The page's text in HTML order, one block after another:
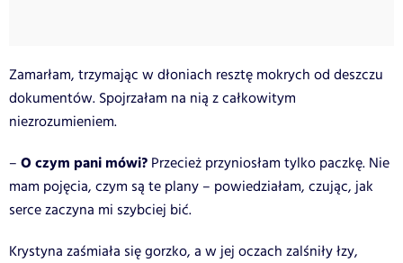
Zamarłam, trzymając w dłoniach resztę mokrych od deszczu
dokumentów. Spojrzałam na nią z całkowitym
niezrozumieniem.
– O czym pani mówi? Przecież przyniosłam tylko paczkę. Nie
mam pojęcia, czym są te plany – powiedziałam, czując, jak
serce zaczyna mi szybciej bić.
Krystyna zaśmiała się gorzko, a w jej oczach zalśniły łzy,